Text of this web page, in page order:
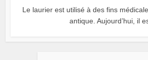
Le laurier est utilisé à des fins
antique. Aujourd’hui, il